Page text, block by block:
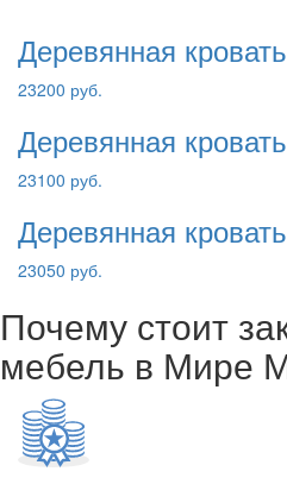
Деревянная
23200 руб.
Деревянная
23100 руб.
Деревянная
23050 руб.
Почему стоит
мебель в Мире